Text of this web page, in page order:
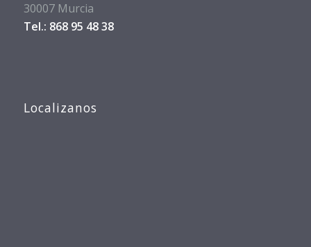
30007 Murcia
Tel.: 868 95 48 38
Localizanos